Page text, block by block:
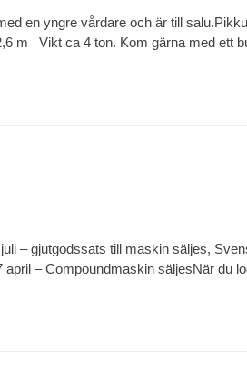
en yngre vårdare och är till
m Vikt ca 4 ton. Kom gärna med ett
– gjutgodssats till maskin säljes,
– Compoundmaskin säljesNär du